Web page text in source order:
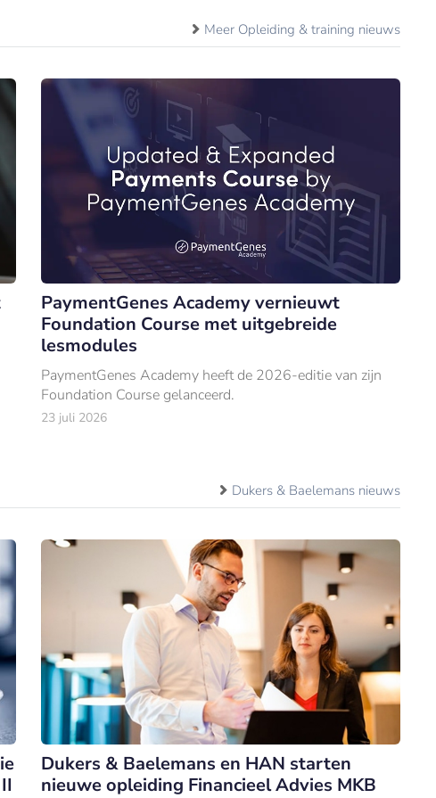
Meer Opleiding & training nieuws
PaymentGenes Academy vernieuwt
Foundation Course met uitgebreide
lesmodules
PaymentGenes Academy heeft de 2026-editie van zijn
Foundation Course gelanceerd.
23 juli 2026
Dukers & Baelemans nieuws
Dukers & Baelemans en HAN starten
nieuwe opleiding Financieel Advies MKB